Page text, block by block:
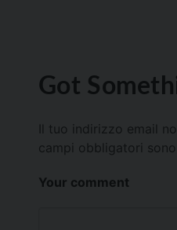
Got
Il tuo indirizzo email
campi obbligatori
Your comment